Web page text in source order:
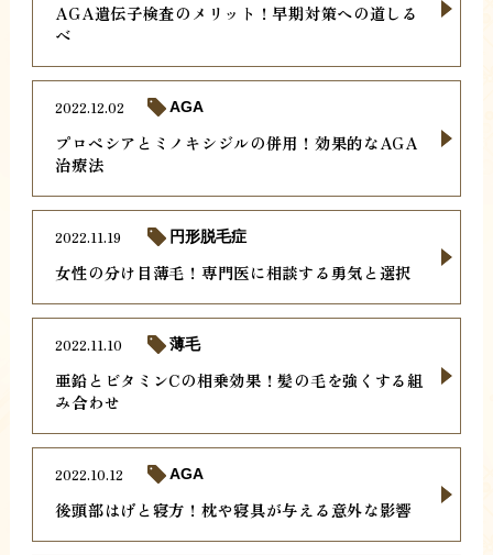
AGA遺伝子検査のメリット！早期対策への道しる
べ
プロペシアとミノキシジルの併用！効果的なAGA
治療法
2022.12.02 AGA
女性の分け目薄毛！専門医に相談する勇気と選択
2022.11.19 円形脱毛症
亜鉛とビタミンCの相乗効果！髪の毛を強くする組
み合わせ
2022.11.10 薄毛
後頭部はげと寝方！枕や寝具が与える意外な影響
2022.10.12 AGA